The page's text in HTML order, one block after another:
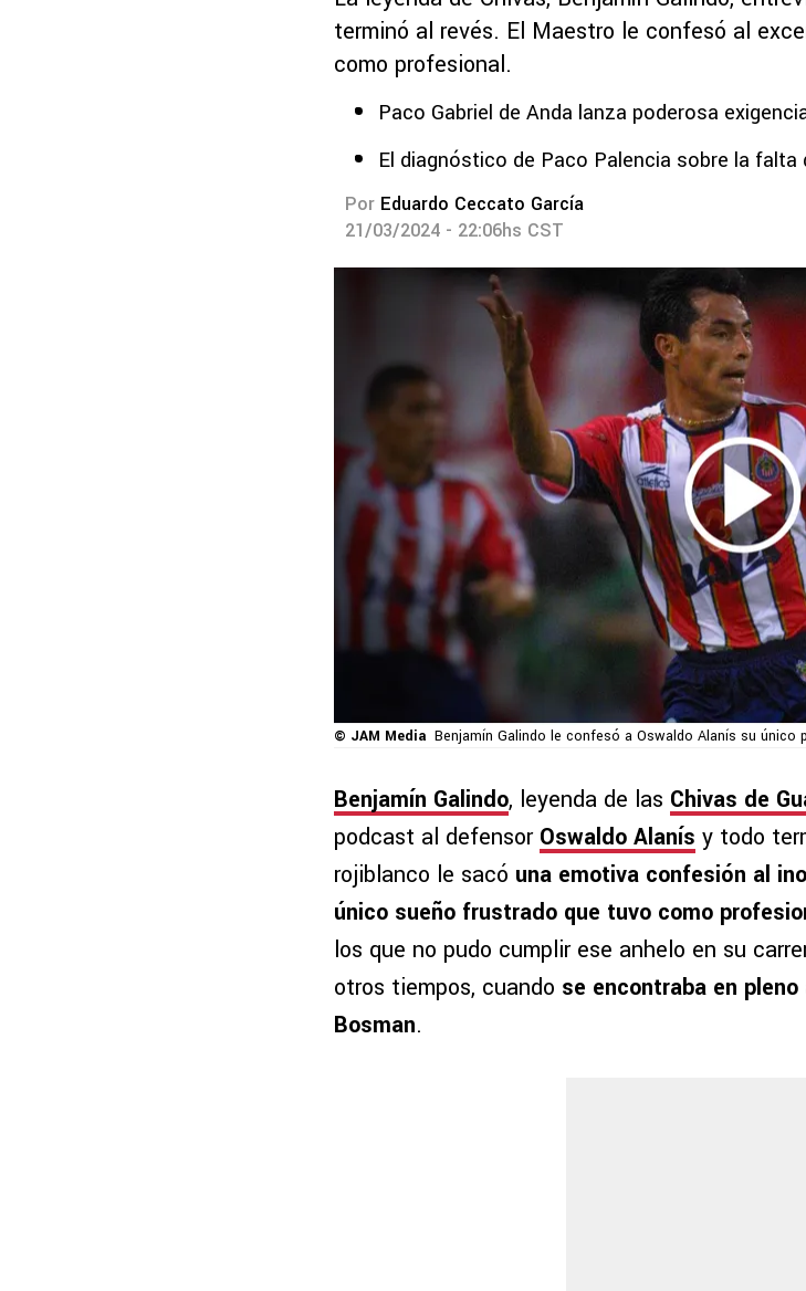
terminó al revés. El Maestro le confesó al
como profesional.
Paco Gabriel de Anda lanza poderosa
El diagnóstico de Paco Palencia sobre la falta
Por Eduardo Ceccato García
21/03/2024 - 22:06hs CST
© JAM Media Benjamín Galindo le confesó a Oswaldo Alanís su
Benjamín Galindo, leyenda de las Chivas de
podcast al defensor Oswaldo Alanís y todo
rojiblanco le sacó una emotiva confesión al
único sueño frustrado que tuvo como
los que no pudo cumplir ese anhelo en su
otros tiempos, cuando se encontraba en
Bosman.